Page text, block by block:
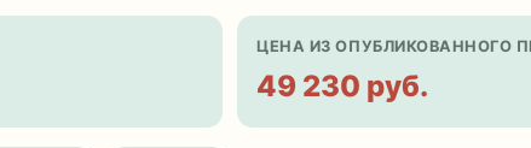
ЦЕНА ИЗ ОПУБЛИКОВАННОГО
49 230 руб.